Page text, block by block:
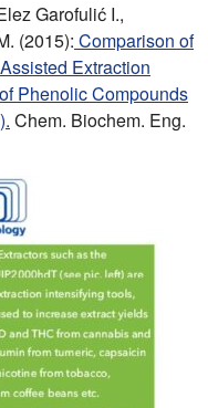
Garofulić I.,
(2015): Comparison of
Extraction
Phenolic Compounds
Chem. Biochem. Eng.